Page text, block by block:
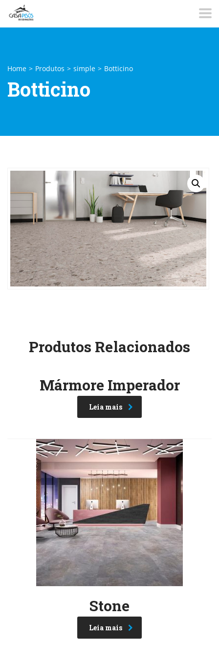
Home > Produtos > simple > Botticino
Botticino
Produtos Relacionados
Mármore Imperador
Leia mais
Stone
Leia mais